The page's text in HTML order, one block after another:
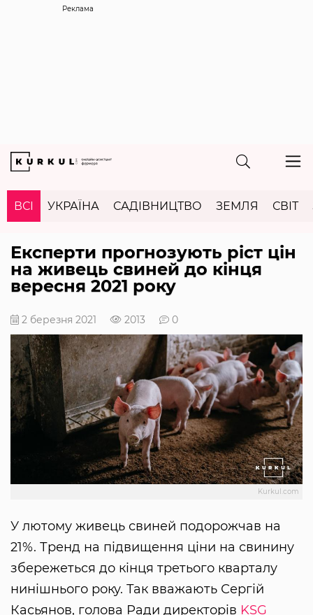
Реклама
ВСІ УКРАЇНА САДІВНИЦТВО ЗЕМЛЯ СВІТ
Експерти прогнозують ріст цін
на живець свиней до кінця
вересня 2021 року
2 березня 2021 2013 0
Kurkul.com
У лютому живець свиней подорожчав на
21%. Тренд на підвищення ціни на свинину
збережеться до кінця третього кварталу
нинішнього року. Так вважають Сергій
Касьянов, голова Ради директорів KSG